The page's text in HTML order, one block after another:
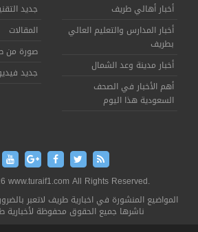
أخبار أهالي طريف
أخبار المدارس والتعليم العالي
بطريف
أخبار مدينة وعد الشمال
أهم الأخبار في الصحف
السعودية هذا اليوم
جديد
المقالات
صورة من
جديد
www.turaif1.com All Rights Reserved.
المواضيع المنشورة في اخبارية طريف لاتعبر
ناشرها جميع الحقوق محفوظة لأخبارية